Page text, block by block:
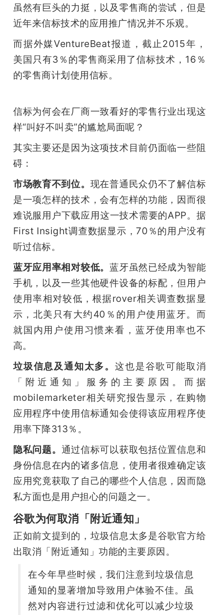
虽然有巨头的力挺，以及零售商的尝试，但是
近年来信标技术的应用推广情况并不乐观。
而据外媒VentureBeat报道，截止2015年，
美国只有3％的零售商采用了信标技术，16％
的零售商计划使用信标。
信标为何会在厂商一致看好的零售行业出现这
样“叫好不叫卖”的尴尬局面呢？
其实主要还是因为这项技术目前仍面临一些阻
碍：
市场教育不到位。 现在普通民众仍不了解信标
是一项怎样的技术，会有怎样的功能，因而很
难说服用户下载应用这一技术需要的APP。据
First Insight调查数据显示，70％的用户没有
听过信标。
蓝牙应用率相对较低。蓝牙虽然已经成为智能
手机，以及一些其他硬件设备的标配，但用户
使用率相对较低，根据rover相关调查数据显
示，北美只有大约40％的用户使用蓝牙。而
就国内用户使用习惯来看，蓝牙使用率也不
高。
垃圾信息及通知太多。这也是谷歌可能取消
「附近通知」服务的主要原因。而据
mobilemarketer相关研究报告显示，在购物
应用程序中使用信标通知会使得该应用程序使
用率下降313％。
隐私问题。 通过信标可以获取包括位置信息和
身份信息在内的诸多信息，使用者很难确定该
应用究竟获取了自己的哪些个人信息，因而隐
私方面也是用户担心的问题之一。
谷歌为何取消「附近通知」
正如前文提到的，垃圾信息太多是谷歌官方给
出取消「附近通知」功能的主要原因。
在今年早些时候，我们注意到垃圾信息
通知的显著增加导致用户体验不佳。虽
然对内容进行过滤和优化可以减少垃圾